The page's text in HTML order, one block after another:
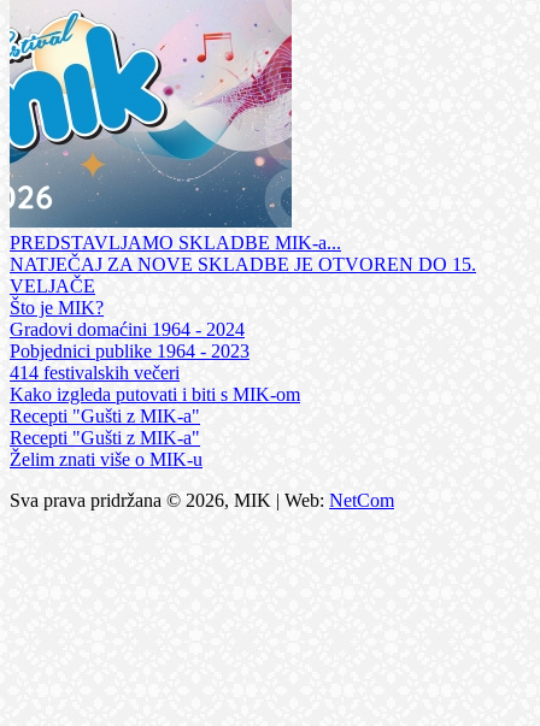
PREDSTAVLJAMO SKLADBE MIK-a...
NATJEČAJ ZA NOVE SKLADBE JE OTVOREN DO 15.
VELJAČE
Što je MIK?
Gradovi domaćini 1964 - 2024
Pobjednici publike 1964 - 2023
414 festivalskih večeri
Kako izgleda putovati i biti s MIK-om
Recepti "Gušti z MIK-a"
Recepti "Gušti z MIK-a"
Želim znati više o MIK-u
Sva prava pridržana © 2026, MIK | Web: NetCom